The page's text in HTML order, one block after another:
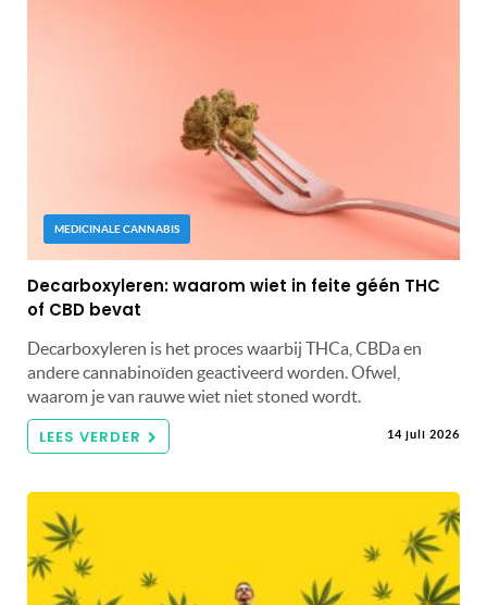
MEDICINALE CANNABIS
Decarboxyleren: waarom wiet in feite géén THC
of CBD bevat
Decarboxyleren is het proces waarbij THCa, CBDa en
andere cannabinoïden geactiveerd worden. Ofwel,
waarom je van rauwe wiet niet stoned wordt.
LEES VERDER 14 juli 2026